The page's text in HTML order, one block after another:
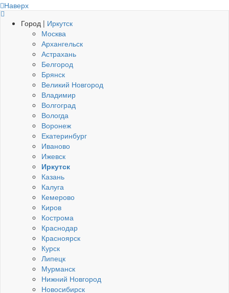
Наверх
Город | Иркутск
Москва
Архангельск
Астрахань
Белгород
Брянск
Великий Новгород
Владимир
Волгоград
Вологда
Воронеж
Екатеринбург
Иваново
Ижевск
Иркутск
Казань
Калуга
Кемерово
Киров
Кострома
Краснодар
Красноярск
Курск
Липецк
Мурманск
Нижний Новгород
Новосибирск